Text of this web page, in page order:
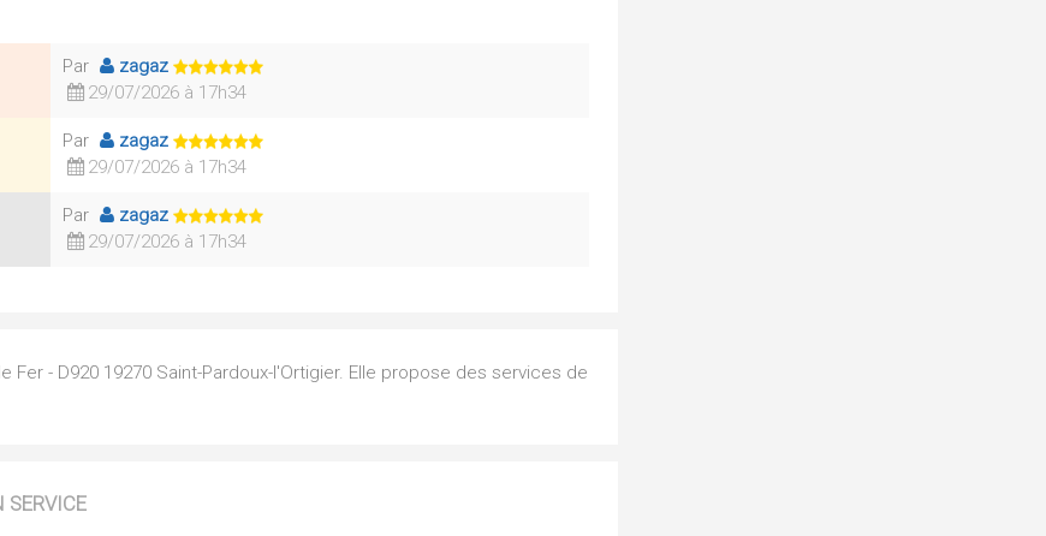
Par
zagaz
29/07/2026 à 17h34
Par
zagaz
29/07/2026 à 17h34
Par
zagaz
29/07/2026 à 17h34
Fer - D920 19270 Saint-Pardoux-l'Ortigier. Elle propose des services de
SERVICE